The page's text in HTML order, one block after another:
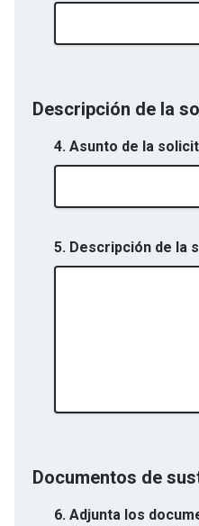
Descripción de la
4. Asunto de la
5. Descripción de la
Documentos de
6. Adjunta los